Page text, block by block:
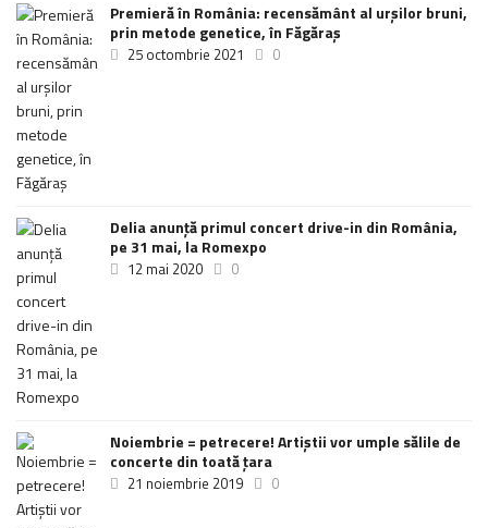
Premieră în România: recensământ al urșilor bruni,
prin metode genetice, în Făgăraș
25 octombrie 2021 0
Delia anunţă primul concert drive-in din România,
pe 31 mai, la Romexpo
12 mai 2020 0
Noiembrie = petrecere! Artiștii vor umple sălile de
concerte din toată țara
21 noiembrie 2019 0